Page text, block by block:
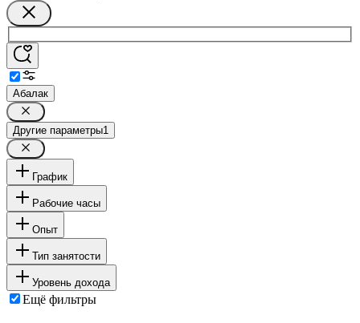
Абалак
Другие параметры1
График
Рабочие часы
Опыт
Тип занятости
Уровень дохода
Ещё фильтры